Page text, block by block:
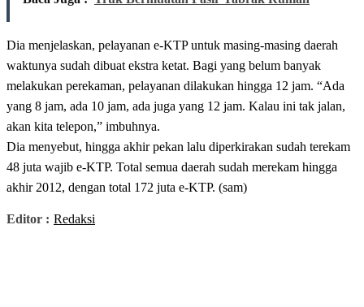
Dia menjelaskan, pelayanan e-KTP untuk masing-masing daerah
waktunya sudah dibuat ekstra ketat. Bagi yang belum banyak
melakukan perekaman, pelayanan dilakukan hingga 12 jam. “Ada
yang 8 jam, ada 10 jam, ada juga yang 12 jam. Kalau ini tak jalan,
akan kita telepon,” imbuhnya.
Dia menyebut, hingga akhir pekan lalu diperkirakan sudah terekam
48 juta wajib e-KTP. Total semua daerah sudah merekam hingga
akhir 2012, dengan total 172 juta e-KTP. (sam)
Editor : Redaksi